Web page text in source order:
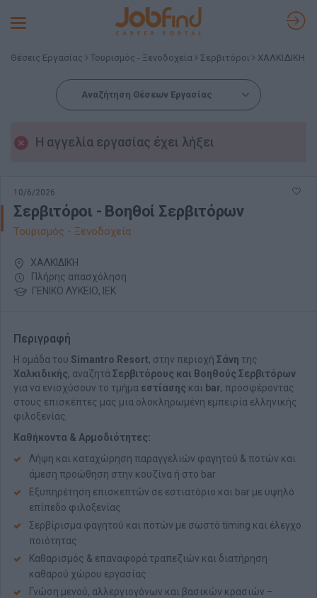
Toggle
Θέσεις Εργασίας Τουρισμός - Ξενοδοχεία Σερβιτόροι ΧΑΛΚΙΔΙΚΗ
Αναζήτηση Θέσεων Εργασίας
Η αγγελία εργασίας έχει λήξει
10/6/2026
Σερβιτόροι - Βοηθοί Σερβιτόρων
Τουρισμός - Ξενοδοχεία
ΧΑΛΚΙΔΙΚΗ
Πλήρης απασχόληση
ΓΕΝΙΚΟ ΛΥΚΕΙΟ, ΙΕΚ
Περιγραφή
Η ομάδα του Simantro Resort, στην περιοχή Σάνη της
Χαλκιδικής, αναζητά Σερβιτόρους και Βοηθούς Σερβιτόρων
για να ενισχύσουν το τμήμα εστίασης και bar, προσφέροντας
στους επισκέπτες μας μια ολοκληρωμένη εμπειρία ελληνικής
φιλοξενίας.
Καθήκοντα & Αρμοδιότητες:
Λήψη και καταχώρηση παραγγελιών φαγητού & ποτών και
άμεση προώθηση στην κουζίνα ή στο bar
Εξυπηρέτηση επισκεπτών σε εστιατόριο και bar με υψηλό
επίπεδο φιλοξενίας
Σερβίρισμα φαγητού και ποτών με σωστό timing και έλεγχο
ποιότητας
Καθαρισμός & επαναφορά τραπεζιών και διατήρηση
καθαρού χώρου εργασίας
Γνώση μενού, αλλεργιογόνων και βασικών κρασιών –